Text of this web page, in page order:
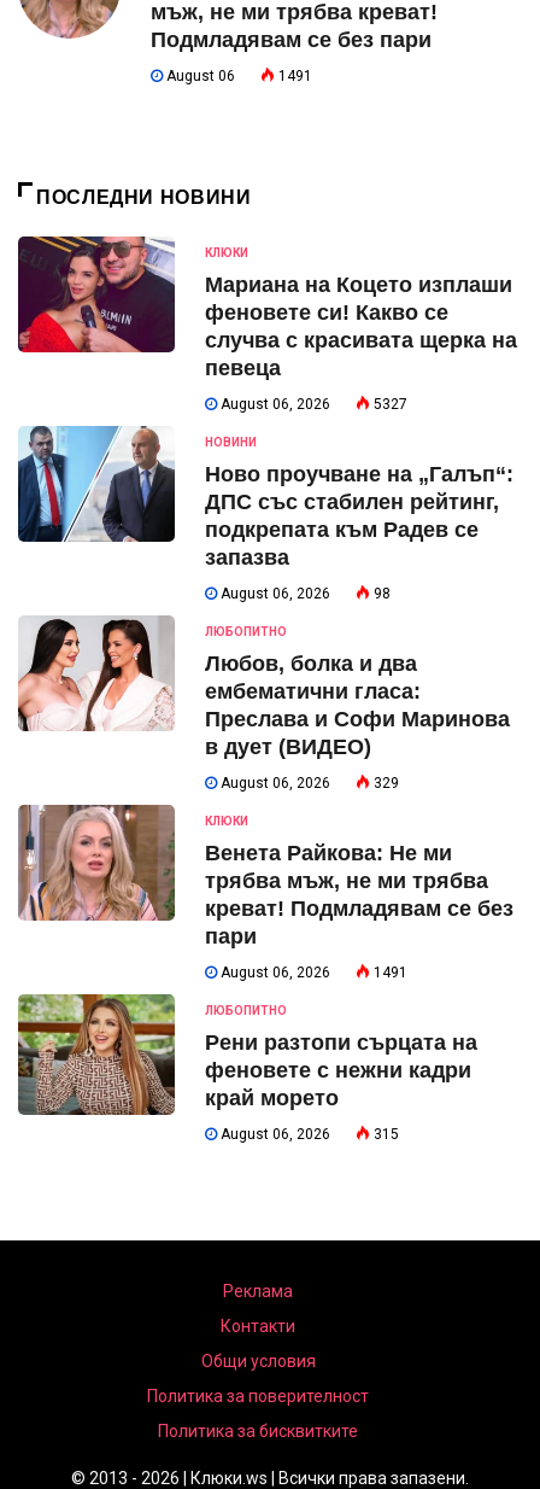
мъж, не ми трябва креват!
Подмладявам се без пари
August 06 1491
ПОСЛЕДНИ НОВИНИ
КЛЮКИ
Мариана на Коцето изплаши
феновете си! Какво се
случва с красивата щерка на
певеца
August 06, 2026 5327
НОВИНИ
Ново проучване на „Галъп“:
ДПС със стабилен рейтинг,
подкрепата към Радев се
запазва
August 06, 2026 98
ЛЮБОПИТНО
Любов, болка и два
ембематични гласа:
Преслава и Софи Маринова
в дует (ВИДЕО)
August 06, 2026 329
КЛЮКИ
Венета Райкова: Не ми
трябва мъж, не ми трябва
креват! Подмладявам се без
пари
August 06, 2026 1491
ЛЮБОПИТНО
Рени разтопи сърцата на
феновете с нежни кадри
край морето
August 06, 2026 315
Реклама
Контакти
Общи условия
Политика за поверителност
Политика за бисквитките
© 2013 - 2026 | Клюки.ws | Всички права запазени.